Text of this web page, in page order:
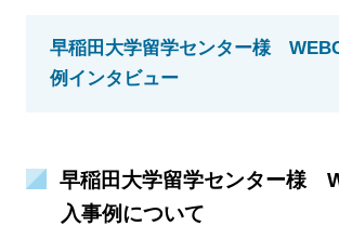
早稲田大学留学センター様
例インタビュー
早稲田大学留学センター様
入事例について